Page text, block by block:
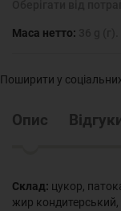
Маса нетто:
Поширити у
Опис
Склад: цукор,
жир